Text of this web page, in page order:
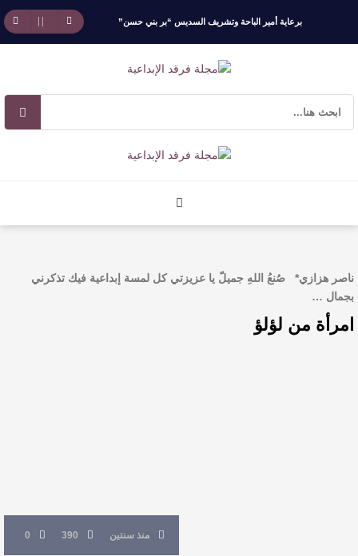
برعاية أمير الباحة وتشريف السديس “بر بني حسن”
تكرّم الفائزين بجائزة “رواد العمل التطوعي 4”
جائزة المهندس زياد الزهراني للتفوق العلمي تكرّم
الروائي جابر محمد مدخلي: أحضر داخل رواياتي
بحذر، والثقافة قوتنا الناعمة لمخاطبة العالم.
ناصر هزازي* صُنعُ اللهِ جميلّ يا عزيزتي كل لمسة إبداعية فيك تذكرني
بجمال …
امرأة من لؤلؤ
منذ سنتين 390
0